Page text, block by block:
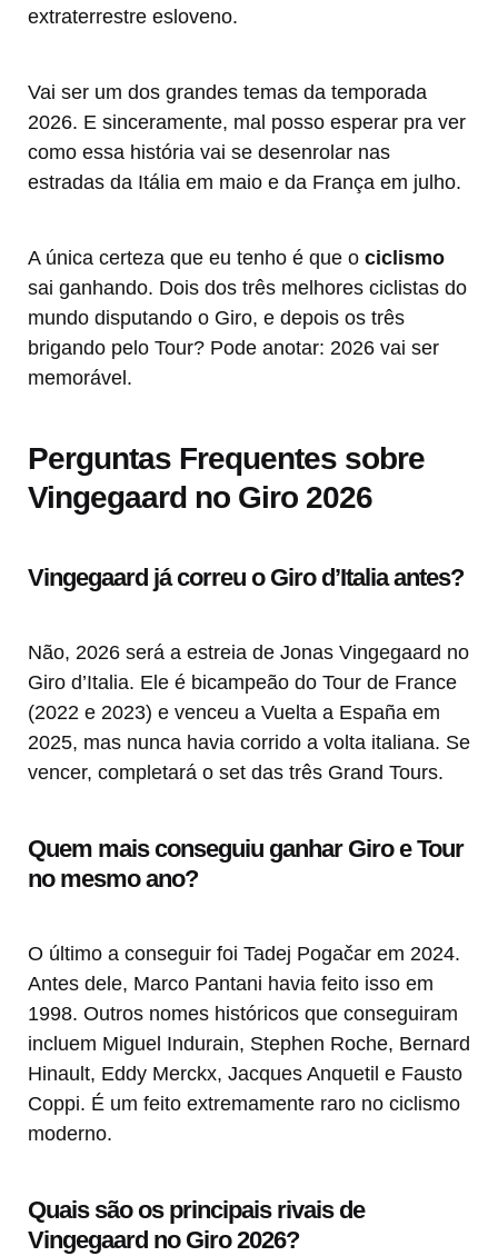
extraterrestre esloveno.
Vai ser um dos grandes temas da temporada
2026. E sinceramente, mal posso esperar pra ver
como essa história vai se desenrolar nas
estradas da Itália em maio e da França em julho.
A única certeza que eu tenho é que o ciclismo
sai ganhando. Dois dos três melhores ciclistas do
mundo disputando o Giro, e depois os três
brigando pelo Tour? Pode anotar: 2026 vai ser
memorável.
Perguntas Frequentes sobre
Vingegaard no Giro 2026
Vingegaard já correu o Giro d’Italia antes?
Não, 2026 será a estreia de Jonas Vingegaard no
Giro d’Italia. Ele é bicampeão do Tour de France
(2022 e 2023) e venceu a Vuelta a España em
2025, mas nunca havia corrido a volta italiana. Se
vencer, completará o set das três Grand Tours.
Quem mais conseguiu ganhar Giro e Tour
no mesmo ano?
O último a conseguir foi Tadej Pogačar em 2024.
Antes dele, Marco Pantani havia feito isso em
1998. Outros nomes históricos que conseguiram
incluem Miguel Indurain, Stephen Roche, Bernard
Hinault, Eddy Merckx, Jacques Anquetil e Fausto
Coppi. É um feito extremamente raro no ciclismo
moderno.
Quais são os principais rivais de
Vingegaard no Giro 2026?